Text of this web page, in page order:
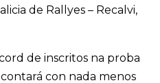
de Rallyes – Recalvi,
de inscritos na proba
con nada menos